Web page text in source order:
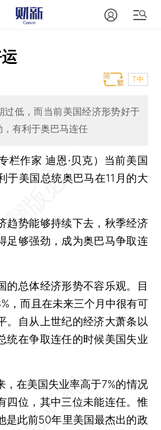
T中
过低，而当前美国经济形势好于
有利于奥巴马连任
栏作家 迪恩·贝克） 当前美国
于美国总统奥巴马在11月的大
势能够持续下去，秋季经济
足够强劲，成为奥巴马争取连
总体经济形势不容乐观。目
，而且在未来三个月中很有可
。自从上世纪的经济大萧条以
统在争取连任的时候美国失业
在美国失业率高于7%的情况
四位，其中三位未能连任。惟
是此前50年里美国最杰出的政